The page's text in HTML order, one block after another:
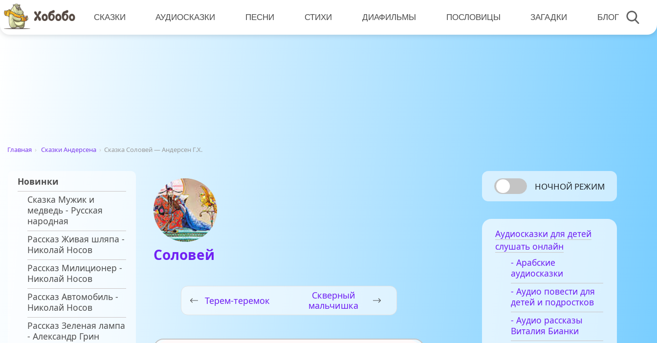
СКАЗКИ АУДИОСКАЗКИ ПЕСНИ СТИХИ ДИАФИЛЬМЫ ПОСЛОВИЦЫ ЗАГАДКИ БЛОГ
Главная › Сказки Андерсена › Сказка Соловей — Андерсен Г.Х.
Новинки
Сказка Мужик и
медведь - Русская
народная
Рассказ Живая шляпа -
Николай Носов
Рассказ Милиционер -
Николай Носов
Рассказ Автомобиль -
Николай Носов
Рассказ Зеленая лампа
- Александр Грин
Соловей
Терем-теремок
Скверный
мальчишка
НОЧНОЙ РЕЖИМ
Аудиосказки для детей
слушать онлайн
- Арабские
аудиосказки
- Аудио повести для
детей и подростков
- Аудио рассказы
Виталия Бианки